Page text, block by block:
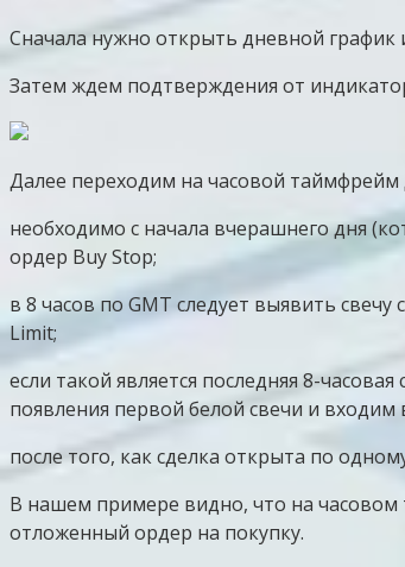
Сначала нужно открыть дневной график
Затем ждем подтверждения от
Далее переходим на часовой
необходимо с начала вчерашнего дня
ордер Buy Stop;
в 8 часов по GMT следует выявить
Limit;
если такой является последняя 8-
появления первой белой свечи и
после того, как сделка открыта по
В нашем примере видно, что на
отложенный ордер на покупку.